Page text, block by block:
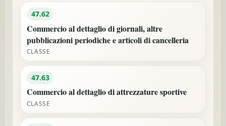
47.62
Commercio al dettaglio di giornali, altre
pubblicazioni periodiche e articoli di cancelleria
CLASSE
47.63
Commercio al dettaglio di attrezzature sportive
CLASSE